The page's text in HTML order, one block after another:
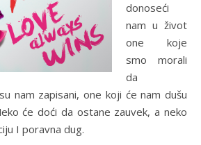
donoseći
nam u život
one koje
smo morali
da
nam zapisani, one koji će nam dušu
će doći da ostane zauvek, a neko
I poravna dug.